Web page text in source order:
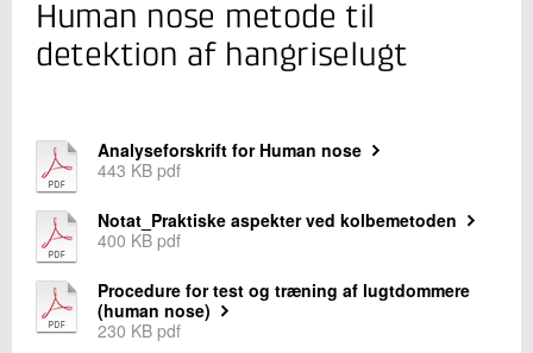
Jeg er din kontaktperson
Lene Meinert
Centerchef, Ph.D.
Fødevaresikkerhed og Kvalitet
Human nose metode til
detektion af hangriselugt
Analyseforskrift for Human nose
443 KB pdf
Notat_Praktiske aspekter ved kolbemetoden
400 KB pdf
Procedure for test og træning af lugtdommere
(human nose)
230 KB pdf